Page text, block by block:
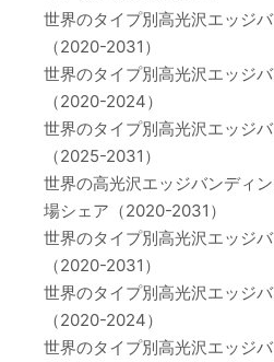
世界のタイプ別高光沢エッジ
（2020-2031）
世界のタイプ別高光沢エッジ
（2020-2024）
世界のタイプ別高光沢エッジ
（2025-2031）
世界の高光沢エッジバンディ
場シェア（2020-2031）
世界のタイプ別高光沢エッジ
（2020-2031）
世界のタイプ別高光沢エッジ
（2020-2024）
世界のタイプ別高光沢エッジ